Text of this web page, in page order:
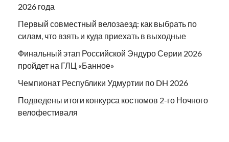
2026 года
Первый совместный велозаезд: как выбрать по
силам, что взять и куда приехать в выходные
Финальный этап Российской Эндуро Серии 2026
пройдет на ГЛЦ «Банное»
Чемпионат Республики Удмуртии по DH 2026
Подведены итоги конкурса костюмов 2-го Ночного
велофестиваля